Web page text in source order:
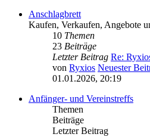
Anschlagbrett
Kaufen, Verkaufen, Angebote
10 Themen
23 Beiträge
Letzter Beitrag Re:
von Ryxios Neuester
01.01.2026, 20:19
Anfänger- und Vereinstreffs
Themen
Beiträge
Letzter Beitrag